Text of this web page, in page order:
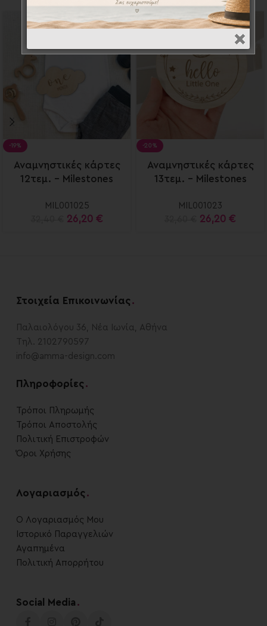
-19%
Αναμνηστικές κάρτες
12τεμ. – Milestones
MIL001025
26,20 €
-20%
Αναμνηστικές κάρτες
13τεμ. – Milestones
MIL001023
26,20 €
Στοιχεία Επικοινωνίας .
Παλαιολόγου 36, Νέα Ιωνία, Αθήνα
Τηλ. 2102790597
info@amma-design.com
Πληροφορίες .
Τρόποι Πληρωμής
Τρόποι Αποστολής
Πολιτική Επιστροφών
Όροι Χρήσης
Λογαριασμός .
Ο Λογαριασμός Μου
Ιστορικό Παραγγελιών
Αγαπημένα
Πολιτική Απορρήτου
Social Media .